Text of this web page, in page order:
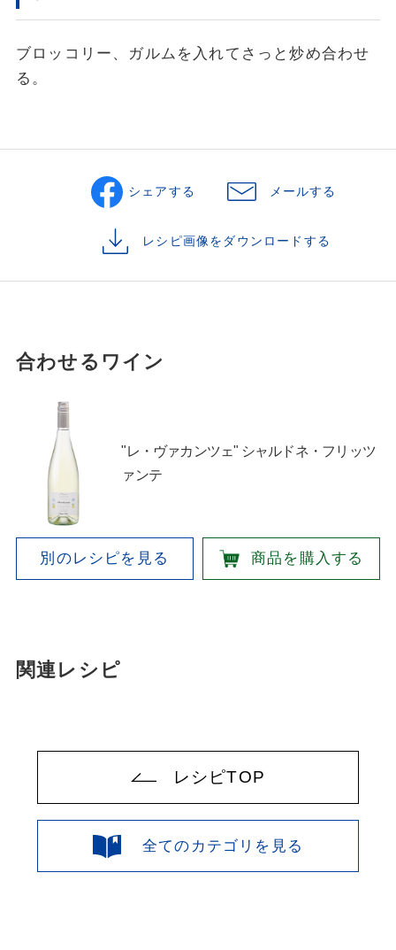
ブロッコリー、ガルムを入れてさっと炒め合わせ
る。
シェアする メールする
レシピ画像をダウンロードする
合わせるワイン
"レ・ヴァカンツェ" シャルドネ・フリッツ
ァンテ
別のレシピを見る 商品を購入する
関連レシピ
レシピTOP
全てのカテゴリを見る